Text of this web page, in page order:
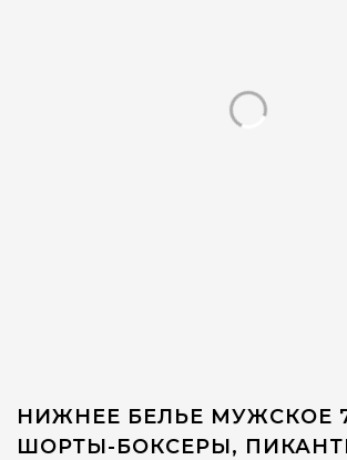
НИЖНЕЕ БЕЛЬЕ МУЖСКОЕ
ШОРТЫ-БОКСЕРЫ,